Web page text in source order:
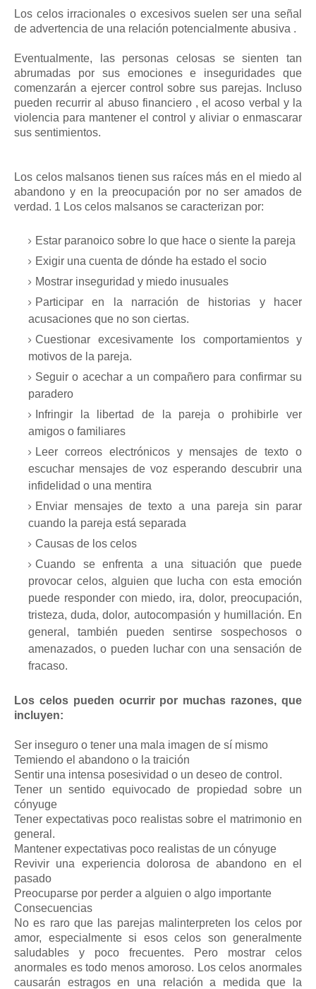
Los celos irracionales o excesivos suelen ser una señal
de advertencia de una relación potencialmente abusiva .
Eventualmente, las personas celosas se sienten tan
abrumadas por sus emociones e inseguridades que
comenzarán a ejercer control sobre sus parejas. Incluso
pueden recurrir al abuso financiero , el acoso verbal y la
violencia para mantener el control y aliviar o enmascarar
sus sentimientos.
Los celos malsanos tienen sus raíces más en el miedo al
abandono y en la preocupación por no ser amados de
verdad. 1 Los celos malsanos se caracterizan por:
Estar paranoico sobre lo que hace o siente la pareja
Exigir una cuenta de dónde ha estado el socio
Mostrar inseguridad y miedo inusuales
Participar en la narración de historias y hacer
acusaciones que no son ciertas.
Cuestionar excesivamente los comportamientos y
motivos de la pareja.
Seguir o acechar a un compañero para confirmar su
paradero
Infringir la libertad de la pareja o prohibirle ver
amigos o familiares
Leer correos electrónicos y mensajes de texto o
escuchar mensajes de voz esperando descubrir una
infidelidad o una mentira
Enviar mensajes de texto a una pareja sin parar
cuando la pareja está separada
Causas de los celos
Cuando se enfrenta a una situación que puede
provocar celos, alguien que lucha con esta emoción
puede responder con miedo, ira, dolor, preocupación,
tristeza, duda, dolor, autocompasión y humillación. En
general, también pueden sentirse sospechosos o
amenazados, o pueden luchar con una sensación de
fracaso.
Los celos pueden ocurrir por muchas razones, que
incluyen:
Ser inseguro o tener una mala imagen de sí mismo
Temiendo el abandono o la traición
Sentir una intensa posesividad o un deseo de control.
Tener un sentido equivocado de propiedad sobre un
cónyuge
Tener expectativas poco realistas sobre el matrimonio en
general.
Mantener expectativas poco realistas de un cónyuge
Revivir una experiencia dolorosa de abandono en el
pasado
Preocuparse por perder a alguien o algo importante
Consecuencias
No es raro que las parejas malinterpreten los celos por
amor, especialmente si esos celos son generalmente
saludables y poco frecuentes. Pero mostrar celos
anormales es todo menos amoroso. Los celos anormales
causarán estragos en una relación a medida que la